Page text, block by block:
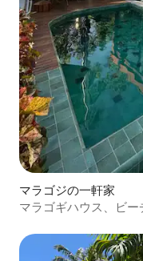
マラゴジの一軒家
マラゴギハウス、ビ